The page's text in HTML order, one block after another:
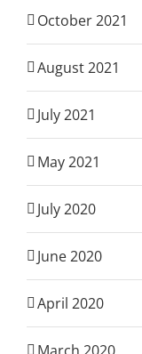
October 2021
August 2021
July 2021
May 2021
July 2020
June 2020
April 2020